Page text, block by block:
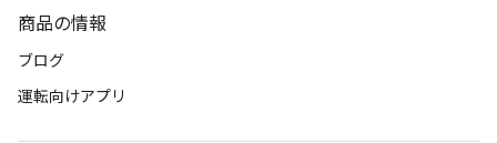
商品の情報
ブログ
運転向けアプリ